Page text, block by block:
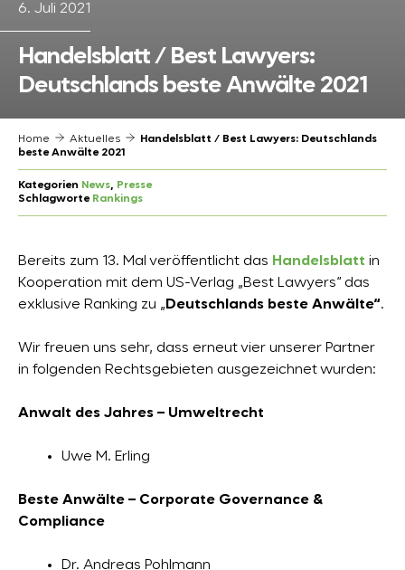
6. Juli 2021
Handelsblatt / Best Lawyers:
Deutschlands beste Anwälte 2021
Home Aktuelles
Handelsblatt / Best Lawyers: Deutschlands
beste Anwälte 2021
Kategorien News, Presse
Schlagworte Rankings
Bereits zum 13. Mal veröffentlicht das Handelsblatt in
Kooperation mit dem US-Verlag „Best Lawyers“ das
exklusive Ranking zu „ Deutschlands beste Anwälte“.
Wir freuen uns sehr, dass erneut vier unserer Partner
in folgenden Rechtsgebieten ausgezeichnet wurden:
Anwalt des Jahres – Umweltrecht
Uwe M. Erling
Beste Anwälte – Corporate Governance &
Compliance
Dr. Andreas Pohlmann